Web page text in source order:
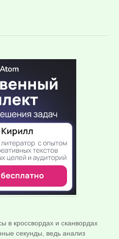
в кроссвордах и сканвордах
секунды, ведь анализ